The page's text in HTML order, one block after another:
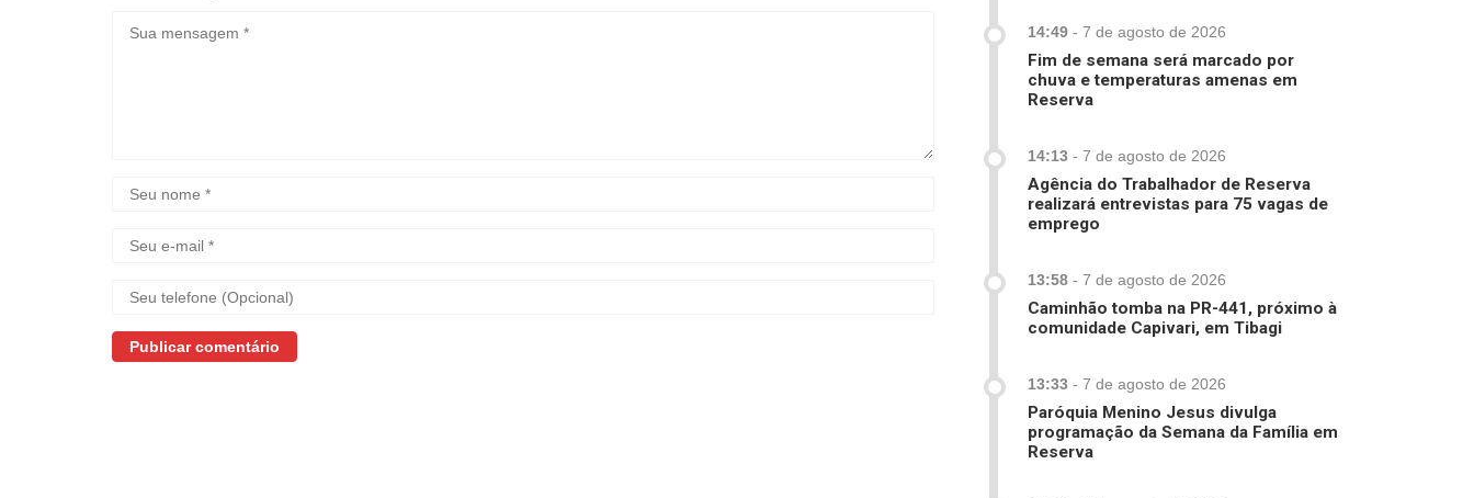
14:49 - 7 de agosto de 2026
Fim de semana será marcado por
chuva e temperaturas amenas em
Reserva
14:13 - 7 de agosto de 2026
Agência do Trabalhador de Reserva
realizará entrevistas para 75 vagas de
emprego
13:58 - 7 de agosto de 2026
Caminhão tomba na PR-441, próximo à
comunidade Capivari, em Tibagi
13:33 - 7 de agosto de 2026
Paróquia Menino Jesus divulga
programação da Semana da Família em
Reserva